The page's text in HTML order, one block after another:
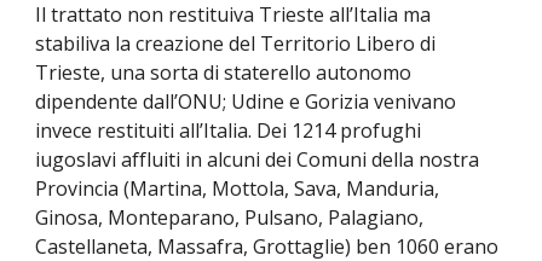
Il trattato non restituiva Trieste all’Italia ma
stabiliva la creazione del Territorio Libero di
Trieste, una sorta di staterello autonomo
dipendente dall’ONU; Udine e Gorizia venivano
invece restituiti all’Italia. Dei 1214 profughi
iugoslavi affluiti in alcuni dei Comuni della nostra
Provincia (Martina, Mottola, Sava, Manduria,
Ginosa, Monteparano, Pulsano, Palagiano,
Castellaneta, Massafra, Grottaglie) ben 1060 erano